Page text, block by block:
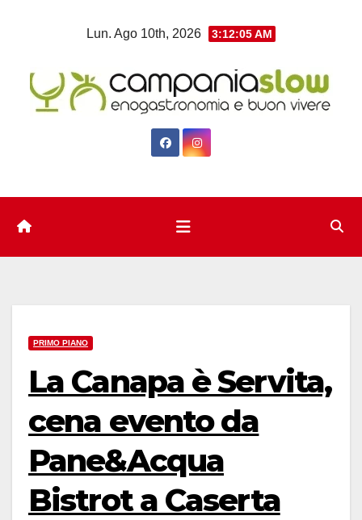
Lun. Ago 10th, 2026 3:12:06 AM
PRIMO PIANO
La Canapa è Servita,
cena evento da
Pane&Acqua
Bistrot a Caserta